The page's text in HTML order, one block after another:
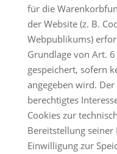
für die
der Website (z. B.
Webpublikums)
Grundlage von Art.
gespeichert, sofern
angegeben wird.
berechtigtes
Cookies zur
Bereitstellung seiner
Einwilligung zur